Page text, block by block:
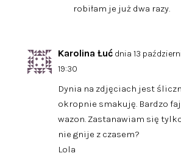
robiłam je już dwa razy.
Karolina Łuć dnia 13
19:30
Dynia na zdjęciach jest
okropnie smakuję. Bardzo
wazon. Zastanawiam się
nie gnije z czasem?
Lola